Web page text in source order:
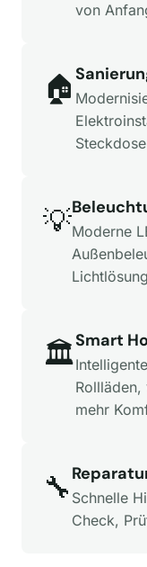
von
🏠
💡Moderne
🏛️Smart
mehr
🔧 Schnelle
Check,